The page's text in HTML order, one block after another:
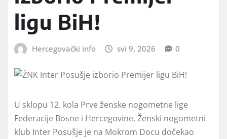
ligu BiH!
Hercegovački info svi 9, 2026 0
U sklopu 12. kola Prve ženske nogometne lige
Federacije Bosne i Hercegovine, Ženski nogometni
klub Inter Posušje je na Mokrom Docu dočekao